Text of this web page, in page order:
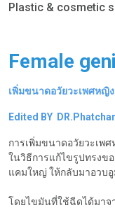
Plastic & cosmetic
Female
เพิ่มขนาดอวัยวะเพศหญิ
Edited BY
การเพิ่มขนาดอวัยวะเพ
ในวิธีการแก้ไขรูปทรงข
แคมใหญ่ ให้กลับมาอวบอู
โดยไขมันที่ใช้ฉีดได้มาจ